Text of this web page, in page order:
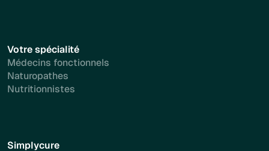
Votre spécialité
Médecins fonctionnels
Naturopathes
Nutritionnistes
Simplycure